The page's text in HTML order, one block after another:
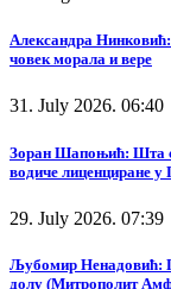
Александра
човек морала и вере
31. July 2026. 06:40
Зоран Шапоњић: Шта
водиче лиценциране
29. July 2026. 07:39
Љубомир Ненадовић:
долу (Митрополит